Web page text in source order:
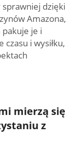
dzięki
Amazona,
je i
czasu i wysiłku,
mierzą się
z